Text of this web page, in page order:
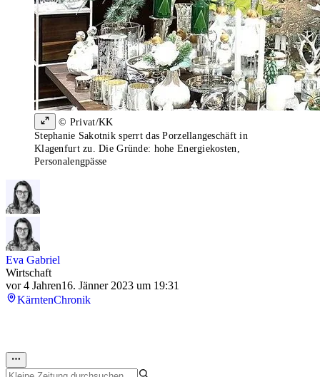
© Privat/KK
Stephanie Sakotnik sperrt das Porzellangeschäft in
Klagenfurt zu. Die Gründe: hohe Energiekosten,
Personalengpässe
Eva Gabriel
Wirtschaft
vor 4 Jahren16. Jänner 2023 um 19:31
KärntenChronik